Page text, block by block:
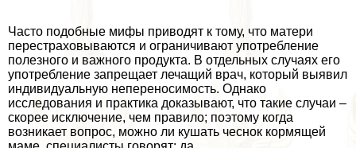
Часто подобные мифы приводят к тому, что матери
перестраховываются и ограничивают употрeбление
полезного и важного продукта. В отдельных случаях его
употрeбление запрещает лечащий врач, который выявил
индивидуальную непереносимость. Однако
исследования и пpaктика доказывают, что такие случаи –
скорее исключение, чем правило; поэтому когда
возникает вопрос, можно ли кушать чеснок кормящей